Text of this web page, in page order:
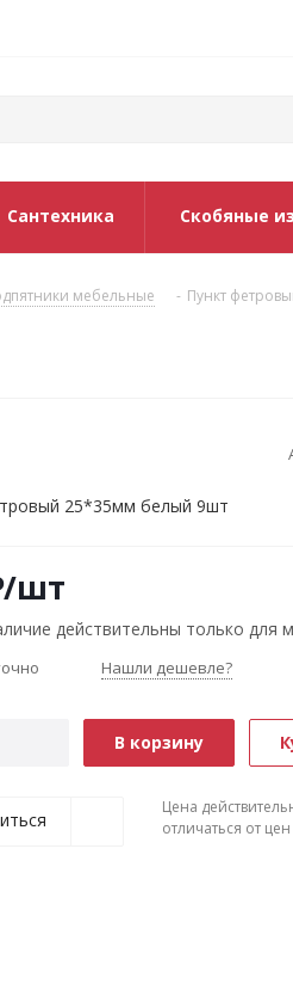
Сантехника Скобяные
мебельные - Пункт
25*35мм белый 9шт
/шт
действительны только для
Нашли дешевле?
В корзину
Цена
отличаться от